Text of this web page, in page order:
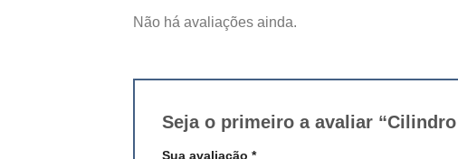
Não há avaliações ainda.
Seja o primeiro a avaliar
Sua avaliação *